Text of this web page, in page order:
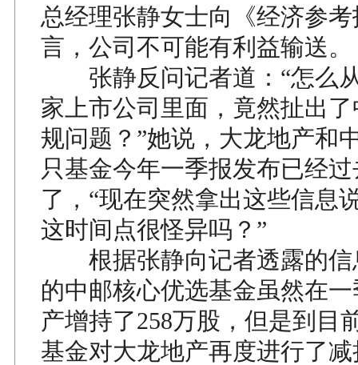
总经理张静女士向《经济参
言，公司不可能有利益输送。
张静反问记者道：“怎么
家上市公司里面，竟然扯出
规问题？”她说，大龙地产和
只基金今年一季报发布已经
了，“现在突然拿出这些信息
这时间点很怪异吗？”
根据张静向记者透露的信
的中邮核心优选基金虽然在
产增持了258万股，但是到目
基金对大龙地产再度进行了